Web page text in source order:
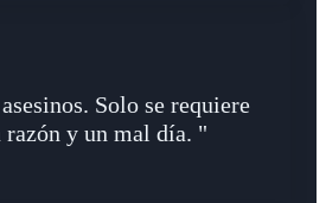
Solo se requiere
razón y un mal día. "